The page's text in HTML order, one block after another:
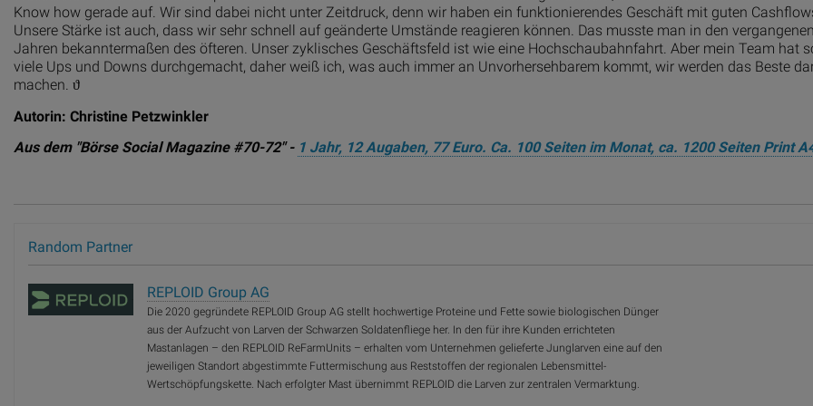
Know how gerade auf. Wir sind dabei nicht unter Zeitdruck, denn wir haben ein funktionierendes Geschäft mit guten
Unsere Stärke ist auch, dass wir sehr schnell auf geänderte Umstände reagieren können. Das musste man in den vergangenen
Jahren bekanntermaßen des öfteren. Unser zyklisches Geschäftsfeld ist wie eine Hochschaubahnfahrt. Aber mein Team hat
viele Ups und Downs durchgemacht, daher weiß ich, was auch immer an Unvorhersehbarem kommt, wir werden das Beste
machen. ϑ
Autorin: Christine Petzwinkler
Aus dem "Börse Social Magazine #70-72" - 1 Jahr, 12 Augaben, 77 Euro. Ca. 100 Seiten im Monat, ca. 1200 Seiten Print
Random Partner
REPLOID Group AG
Die 2020 gegründete REPLOID Group AG stellt hochwertige Proteine und Fette sowie biologischen Dünger
aus der Aufzucht von Larven der Schwarzen Soldatenfliege her. In den für ihre Kunden errichteten
Mastanlagen – den REPLOID ReFarmUnits – erhalten vom Unternehmen gelieferte Junglarven eine auf den
jeweiligen Standort abgestimmte Futtermischung aus Reststoffen der regionalen Lebensmittel-
Wertschöpfungskette. Nach erfolgter Mast übernimmt REPLOID die Larven zur zentralen Vermarktung.